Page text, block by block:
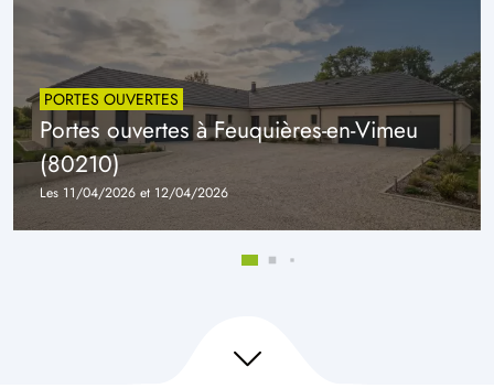
PORTES OUVERTES
Portes ouvertes à Feuquières-en-Vimeu
(80210)
Les 11/04/2026 et 12/04/2026